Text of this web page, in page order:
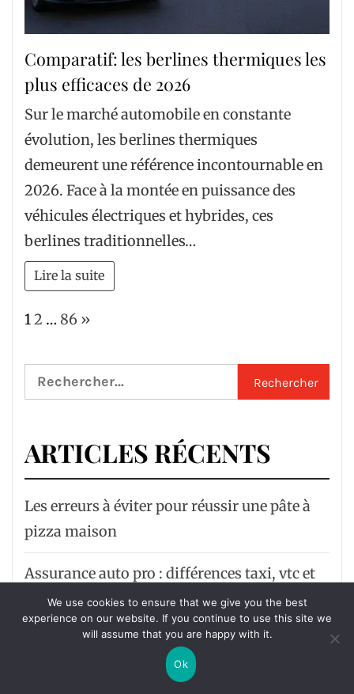
Comparatif: les berlines thermiques les
plus efficaces de 2026
Sur le marché automobile en constante
évolution, les berlines thermiques
demeurent une référence incontournable en
2026. Face à la montée en puissance des
véhicules électriques et hybrides, ces
berlines traditionnelles…
Lire la suite
Page:
1 2 … 86 Next
»
Rechercher :
ARTICLES RÉCENTS
Les erreurs à éviter pour réussir une pâte à
pizza maison
Assurance auto pro : différences taxi, vtc et
loti
Équipements outdoor qui transforment
We use cookies to ensure that we give you the best
experience on our website. If you continue to use this site we
will assume that you are happy with it.
Ok